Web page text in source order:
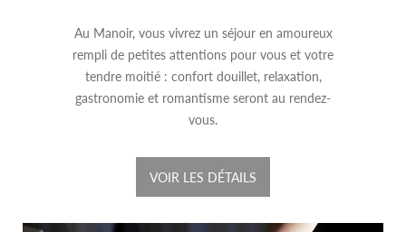
Au Manoir, vous vivrez un séjour en amoureux
rempli de petites attentions pour vous et votre
tendre moitié : confort douillet, relaxation,
gastronomie et romantisme seront au rendez-
vous.
VOIR LES DÉTAILS